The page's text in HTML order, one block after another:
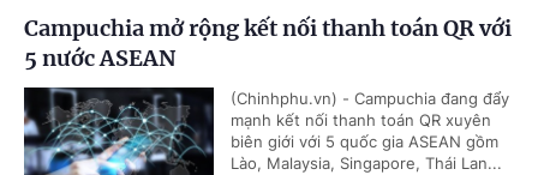
Campuchia mở rộng kết nối thanh toán QR với
5 nước ASEAN
(Chinhphu.vn) - Campuchia đang đẩy
mạnh kết nối thanh toán QR xuyên
biên giới với 5 quốc gia ASEAN gồm
Lào, Malaysia, Singapore, Thái Lan...